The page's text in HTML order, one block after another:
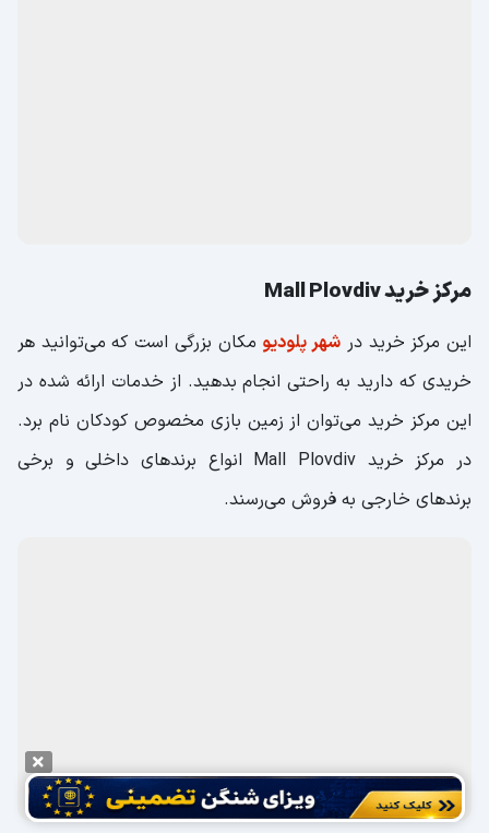
مرکز خرید Mall Plovdiv
این مرکز خرید در شهر پلودیو مکان بزرگی است که می‌توانید هر
خریدی که دارید به راحتی انجام بدهید. از خدمات ارائه شده در
این مرکز خرید می‌توان از زمین بازی مخصوص کودکان نام برد.
در مرکز خرید Mall Plovdiv انواع برندهای داخلی و برخی
برندهای خارجی به فروش می‌رسند.